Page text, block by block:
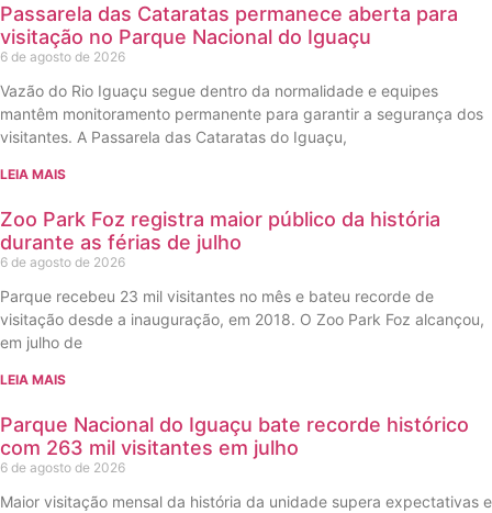
Passarela das Cataratas permanece aberta para
visitação no Parque Nacional do Iguaçu
6 de agosto de 2026
Vazão do Rio Iguaçu segue dentro da normalidade e equipes
mantêm monitoramento permanente para garantir a segurança dos
visitantes. A Passarela das Cataratas do Iguaçu,
LEIA MAIS
Zoo Park Foz registra maior público da história
durante as férias de julho
6 de agosto de 2026
Parque recebeu 23 mil visitantes no mês e bateu recorde de
visitação desde a inauguração, em 2018. O Zoo Park Foz alcançou,
em julho de
LEIA MAIS
Parque Nacional do Iguaçu bate recorde histórico
com 263 mil visitantes em julho
6 de agosto de 2026
Maior visitação mensal da história da unidade supera expectativas e